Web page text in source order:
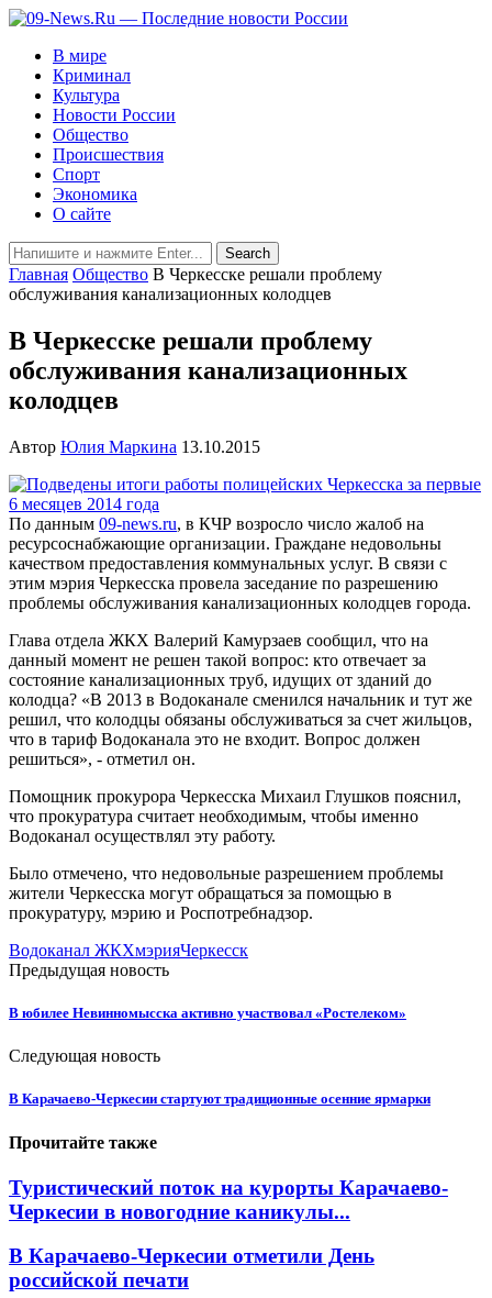
В мире
Криминал
Культура
Новости России
Общество
Происшествия
Спорт
Экономика
О сайте
Главная Общество В Черкесске решали проблему
обслуживания канализационных колодцев
В Черкесске решали проблему
обслуживания канализационных
колодцев
Автор Юлия Маркина 13.10.2015
По данным 09-news.ru, в КЧР возросло число жалоб на
ресурсоснабжающие организации. Граждане недовольны
качеством предоставления коммунальных услуг. В связи с
этим мэрия Черкесска провела заседание по разрешению
проблемы обслуживания канализационных колодцев города.
Глава отдела ЖКХ Валерий Камурзаев сообщил, что на
данный момент не решен такой вопрос: кто отвечает за
состояние канализационных труб, идущих от зданий до
колодца? «В 2013 в Водоканале сменился начальник и тут же
решил, что колодцы обязаны обслуживаться за счет жильцов,
что в тариф Водоканала это не входит. Вопрос должен
решиться», - отметил он.
Помощник прокурора Черкесска Михаил Глушков пояснил,
что прокуратура считает необходимым, чтобы именно
Водоканал осуществлял эту работу.
Было отмечено, что недовольные разрешением проблемы
жители Черкесска могут обращаться за помощью в
прокуратуру, мэрию и Роспотребнадзор.
Водоканал ЖКХмэрияЧеркесск
Предыдущая новость
В юбилее Невинномысска активно участвовал «Ростелеком»
Следующая новость
В Карачаево-Черкесии стартуют традиционные осенние ярмарки
Прочитайте также
Туристический поток на курорты Карачаево-
Черкесии в новогодние каникулы...
В Карачаево-Черкесии отметили День
российской печати